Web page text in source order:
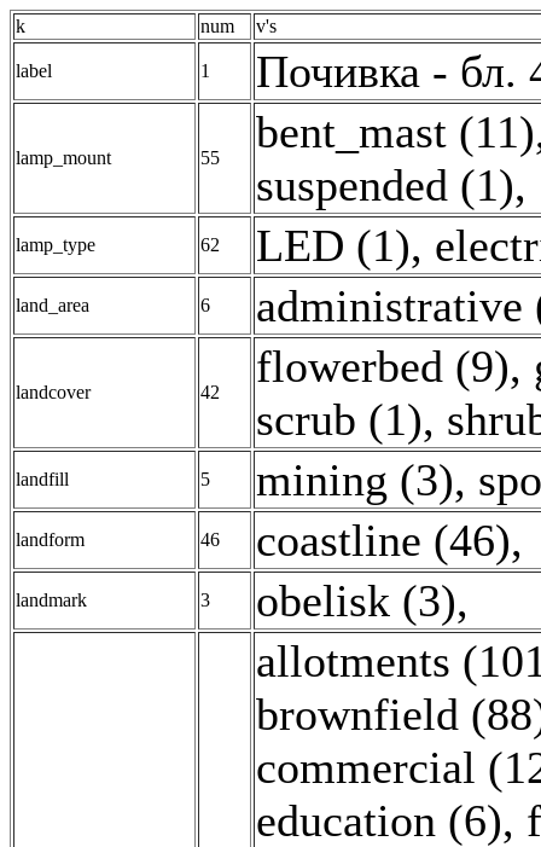
k num v's
label 1 Почивка - бл.
lamp_mount 55
bent_mast (11)
suspended (1),
lamp_type 62 LED (1),
land_area 6 administrative
landcover 42
flowerbed (9),
scrub (1),
landfill 5 mining (3),
landform 46 coastline (46),
landmark 3 obelisk (3),
allotments
brownfield
commercial
education (6),